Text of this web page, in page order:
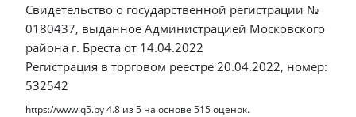
Свидетельство о государственной регистрации №
0180437, выданное Администрацией Московского
района г. Бреста от 14.04.2022
Регистрация в торговом реестре 20.04.2022, номер:
532542
https://www.q5.by4.8 из5 на основе 515оценок.